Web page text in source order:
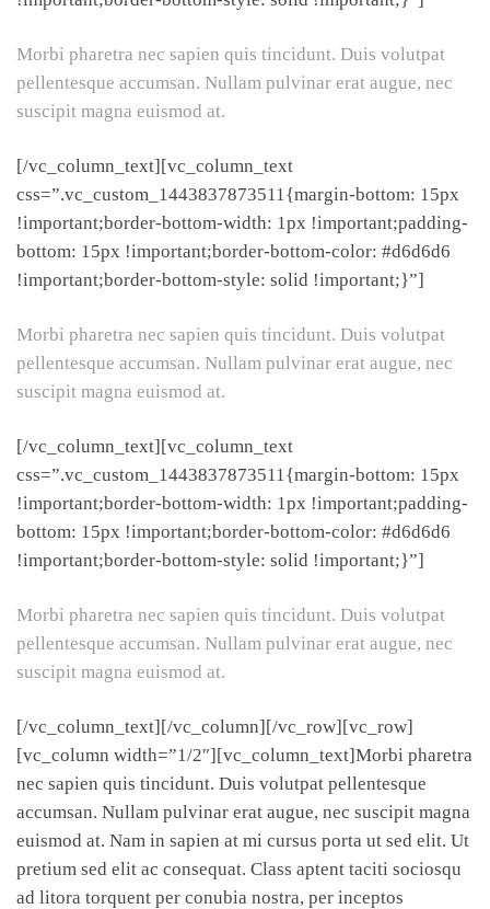
Morbi pharetra nec sapien quis tincidunt. Duis volutpat
pellentesque accumsan. Nullam pulvinar erat augue, nec
suscipit magna euismod at.
[/vc_column_text][vc_column_text
css=”.vc_custom_1443837873511{margin-bottom: 15px
!important;border-bottom-width: 1px !important;padding-
bottom: 15px !important;border-bottom-color: #d6d6d6
!important;border-bottom-style: solid !important;}”]
Morbi pharetra nec sapien quis tincidunt. Duis volutpat
pellentesque accumsan. Nullam pulvinar erat augue, nec
suscipit magna euismod at.
[/vc_column_text][vc_column_text
css=”.vc_custom_1443837873511{margin-bottom: 15px
!important;border-bottom-width: 1px !important;padding-
bottom: 15px !important;border-bottom-color: #d6d6d6
!important;border-bottom-style: solid !important;}”]
Morbi pharetra nec sapien quis tincidunt. Duis volutpat
pellentesque accumsan. Nullam pulvinar erat augue, nec
suscipit magna euismod at.
[/vc_column_text][/vc_column][/vc_row][vc_row]
[vc_column width=”1/2″][vc_column_text]Morbi pharetra
nec sapien quis tincidunt. Duis volutpat pellentesque
accumsan. Nullam pulvinar erat augue, nec suscipit magna
euismod at. Nam in sapien at mi cursus porta ut sed elit. Ut
pretium sed elit ac consequat. Class aptent taciti sociosqu
ad litora torquent per conubia nostra, per inceptos